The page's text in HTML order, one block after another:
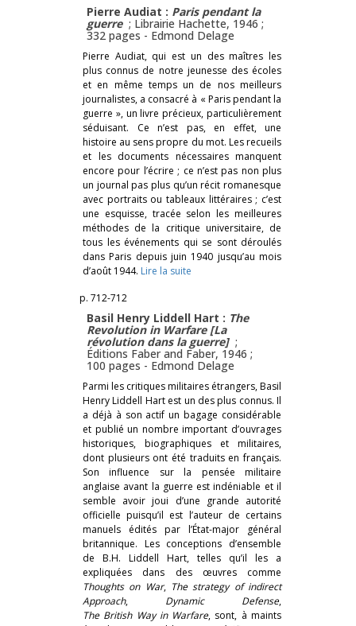
Pierre Audiat : Paris pendant la
guerre ; Librairie Hachette, 1946 ;
332 pages - Edmond Delage
Pierre Audiat, qui est un des maîtres les
plus connus de notre jeunesse des écoles
et en même temps un de nos meilleurs
journalistes, a consacré à « Paris pendant la
guerre », un livre précieux, particulièrement
séduisant. Ce n’est pas, en effet, une
histoire au sens propre du mot. Les recueils
et les documents nécessaires manquent
encore pour l’écrire ; ce n’est pas non plus
un journal pas plus qu’un récit romanesque
avec portraits ou tableaux littéraires ; c’est
une esquisse, tracée selon les meilleures
méthodes de la critique universitaire, de
tous les événements qui se sont déroulés
dans Paris depuis juin 1940 jusqu’au mois
d’août 1944. Lire la suite
p. 712-712
Basil Henry Liddell Hart : The
Revolution in Warfare [La
révolution dans la guerre] ;
Éditions Faber and Faber, 1946 ;
100 pages - Edmond Delage
Parmi les critiques militaires étrangers, Basil
Henry Liddell Hart est un des plus connus. Il
a déjà à son actif un bagage considérable
et publié un nombre important d’ouvrages
historiques, biographiques et militaires,
dont plusieurs ont été traduits en français.
Son influence sur la pensée militaire
anglaise avant la guerre est indéniable et il
semble avoir joui d’une grande autorité
officielle puisqu’il est l’auteur de certains
manuels édités par l’État-major général
britannique. Les conceptions d’ensemble
de B.H. Liddell Hart, telles qu’il les a
expliquées dans des œuvres comme
Thoughts on War, The strategy of indirect
Approach, Dynamic Defense,
The British Way in Warfare, sont, à maints